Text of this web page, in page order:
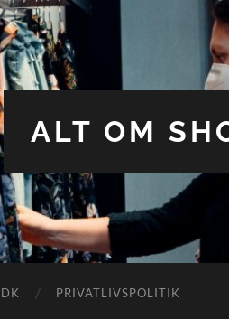
ALT OM
PRIVATLIVSPOLITIK